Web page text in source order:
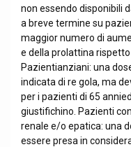
non essendo disponibili
a breve termine su
maggior numero di
e della prolattina
Pazientianziani: una
indicata di re gola, ma
per i pazienti di 65
giustifichino. Pazienti
renale e/o epatica: una
essere presa in